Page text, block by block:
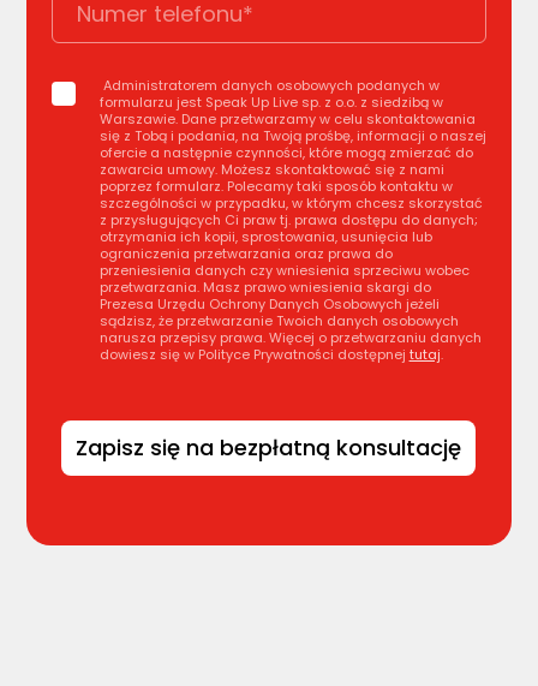
Administratorem danych osobowych podanych w
formularzu jest Speak Up Live sp. z o.o. z siedzibą w
Warszawie. Dane przetwarzamy w celu skontaktowania
się z Tobą i podania, na Twoją prośbę, informacji o naszej
ofercie a następnie czynności, które mogą zmierzać do
zawarcia umowy. Możesz skontaktować się z nami
poprzez formularz. Polecamy taki sposób kontaktu w
szczególności w przypadku, w którym chcesz skorzystać
z przysługujących Ci praw tj. prawa dostępu do danych;
otrzymania ich kopii, sprostowania, usunięcia lub
ograniczenia przetwarzania oraz prawa do
przeniesienia danych czy wniesienia sprzeciwu wobec
przetwarzania. Masz prawo wniesienia skargi do
Prezesa Urzędu Ochrony Danych Osobowych jeżeli
sądzisz, że przetwarzanie Twoich danych osobowych
narusza przepisy prawa. Więcej o przetwarzaniu danych
dowiesz się w Polityce Prywatności dostępnej tutaj.